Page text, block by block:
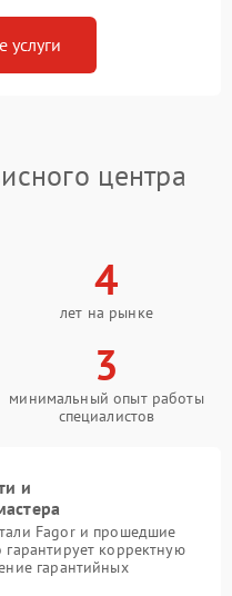
услуги
центра
4
лет на рынке
3
минимальный опыт работы
специалистов
и
Fagor и прошедшие
корректную
гарантийных